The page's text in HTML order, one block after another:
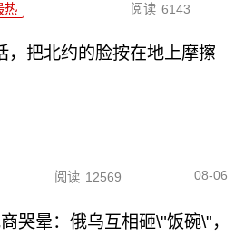
热 阅读 6143
，把北约的脸按在地上摩擦
阅读 12569 08-06
哭晕：俄乌互相砸\"饭碗\"，